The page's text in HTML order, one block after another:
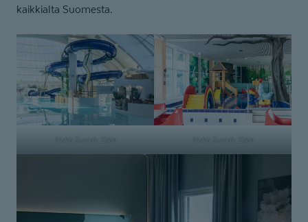
kaikkialta Suomesta.
Nokia Scandic Eden Nokia Scandic Eden